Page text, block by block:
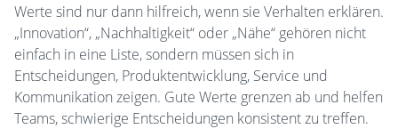
Werte sind nur dann hilfreich, wenn sie Verhalten erklären.
„Innovation“, „Nachhaltigkeit“ oder „Nähe“ gehören nicht
einfach in eine Liste, sondern müssen sich in
Entscheidungen, Produktentwicklung, Service und
Kommunikation zeigen. Gute Werte grenzen ab und helfen
Teams, schwierige Entscheidungen konsistent zu treffen.